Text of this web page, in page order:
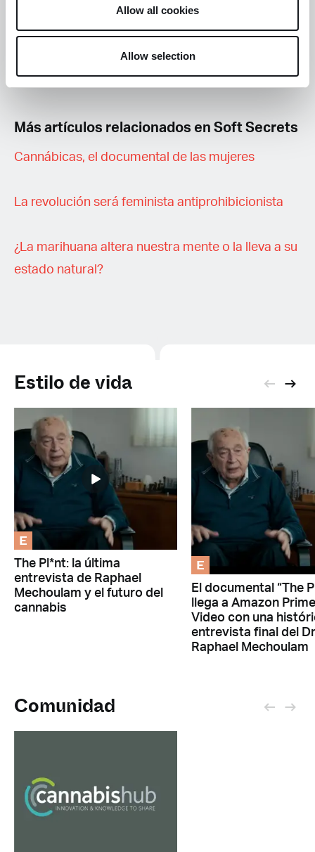
Allow all cookies
Allow selection
piensas sobre las comunidades cannábicas de
mujeresaquí.
Más artículos relacionados en Soft Secrets
Cannábicas, el documental de las mujeres
La revolución será feminista antiprohibicionista
¿La marihuana altera nuestra mente o la lleva a su
estado natural?
Estilo de vida
E
The Pl*nt: la última
entrevista de Raphael
Mechoulam y el futuro del
cannabis
E
El documental “The
llega a Amazon Prime
Video con una
entrevista final del
Raphael Mechoulam
Comunidad